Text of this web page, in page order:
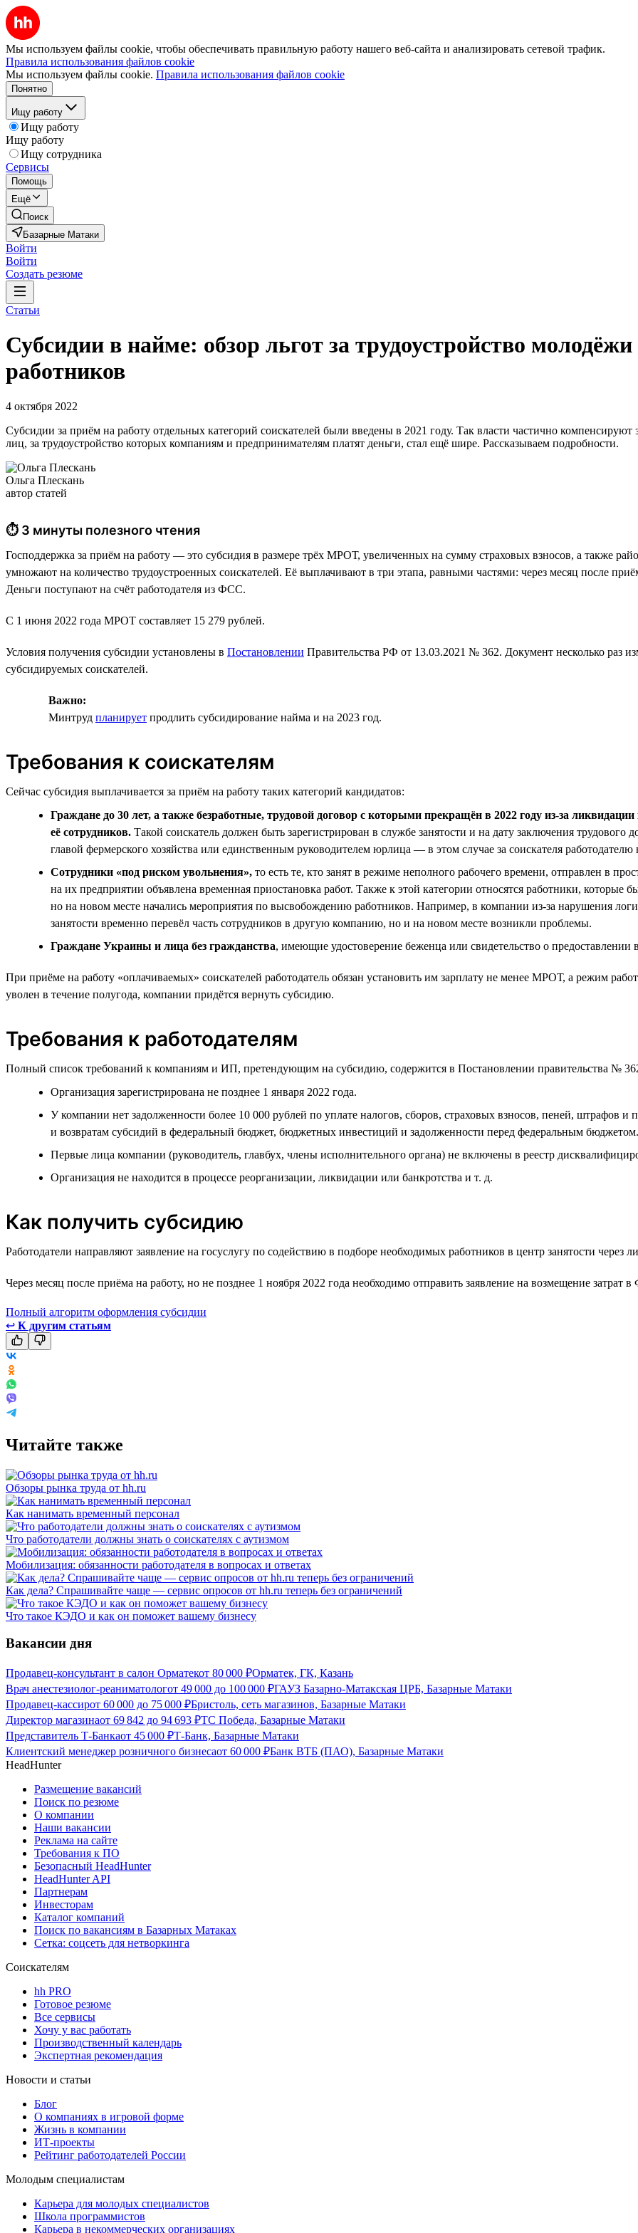
Мы используем файлы cookie, чтобы обеспечивать правильную работу нашего веб-сайта и анализировать сетевой трафик.
Правила использования файлов cookie
Мы используем файлы cookie. Правила использования файлов cookie
Понятно
Ищу работу
Ищу работу
Ищу работу
Ищу сотрудника
Сервисы
Помощь
Ещё
Поиск
Базарные Матаки
Войти
Войти
Создать резюме
Статьи
Субсидии в найме: обзор льгот за трудоустройство
работников
4 октября 2022
Субсидии за приём на работу отдельных категорий соискателей были введены в 2021 году. Так власти частично компенсируют
лиц, за трудоустройство которых компаниям и предпринимателям платят деньги, стал ещё шире. Рассказываем подробности.
Ольга Плескань
автор статей
⏱ 3 минуты полезного чтения
Господдержка за приём на работу — это субсидия в размере трёх МРОТ, увеличенных на сумму страховых взносов, а также
умножают на количество трудоустроенных соискателей. Её выплачивают в три этапа, равными частями: через месяц после
Деньги поступают на счёт работодателя из ФСС.
С 1 июня 2022 года МРОТ составляет 15 279 рублей.
Условия получения субсидии установлены в Постановлении Правительства РФ от 13.03.2021 № 362. Документ несколько раз
субсидируемых соискателей.
Важно:
Минтруд планирует продлить субсидирование найма и на 2023 год.
Требования к соискателям
Сейчас субсидия выплачивается за приём на работу таких категорий кандидатов:
Граждане до 30 лет, а также безработные, трудовой договор с которыми прекращён в 2022 году из-за
её сотрудников. Такой соискатель должен быть зарегистрирован в службе занятости и на дату заключения трудового
главой фермерского хозяйства или единственным руководителем юрлица — в этом случае за соискателя работодателю
Сотрудники «под риском увольнения», то есть те, кто занят в режиме неполного рабочего времени, отправлен в
на их предприятии объявлена временная приостановка работ. Также к этой категории относятся работники, которые
но на новом месте начались мероприятия по высвобождению работников. Например, в компании из-за нарушения
занятости временно перевёл часть сотрудников в другую компанию, но и на новом месте возникли проблемы.
Граждане Украины и лица без гражданства, имеющие удостоверение беженца или свидетельство о
При приёме на работу «оплачиваемых» соискателей работодатель обязан установить им зарплату не менее МРОТ, а режим
уволен в течение полугода, компании придётся вернуть субсидию.
Требования к работодателям
Полный список требований к компаниям и ИП, претендующим на субсидию, содержится в Постановлении правительства №
Организация зарегистрирована не позднее 1 января 2022 года.
У компании нет задолженности более 10 000 рублей по уплате налогов, сборов, страховых взносов, пеней, штрафов и
и возвратам субсидий в федеральный бюджет, бюджетных инвестиций и задолженности перед федеральным бюджетом.
Первые лица компании (руководитель, главбух, члены исполнительного органа) не включены в реестр
Организация не находится в процессе реорганизации, ликвидации или банкротства и т. д.
Как получить субсидию
Работодатели направляют заявление на госуслугу по содействию в подборе необходимых работников в центр занятости через
Через месяц после приёма на работу, но не позднее 1 ноября 2022 года необходимо отправить заявление на возмещение затрат
Полный алгоритм оформления субсидии
↩ К другим статьям
Читайте также
Обзоры рынка труда от hh.ru
Как нанимать временный персонал
Что работодатели должны знать о соискателях с аутизмом
Мобилизация: обязанности работодателя в вопросах и ответах
Как дела? Спрашивайте чаще — сервис опросов от hh.ru теперь без ограничений
Что такое КЭДО и как он поможет вашему бизнесу
Вакансии дня
Продавец-консультант в салон Орматекот 80 000 ₽Орматек, ГК, Казань
Врач анестезиолог-реаниматологот 49 000 до 100 000 ₽ГАУЗ Базарно-Матакская ЦРБ, Базарные Матаки
Продавец-кассирот 60 000 до 75 000 ₽Бристоль, сеть магазинов, Базарные Матаки
Директор магазинаот 69 842 до 94 693 ₽ТС Победа, Базарные Матаки
Представитель Т-Банкаот 45 000 ₽Т-Банк, Базарные Матаки
Клиентский менеджер розничного бизнесаот 60 000 ₽Банк ВТБ (ПАО), Базарные Матаки
HeadHunter
Размещение вакансий
Поиск по резюме
О компании
Наши вакансии
Реклама на сайте
Требования к ПО
Безопасный HeadHunter
HeadHunter API
Партнерам
Инвесторам
Каталог компаний
Поиск по вакансиям в Базарных Матаках
Сетка: соцсеть для нетворкинга
Соискателям
hh PRO
Готовое резюме
Все сервисы
Хочу у вас работать
Производственный календарь
Экспертная рекомендация
Новости и статьи
Блог
О компаниях в игровой форме
Жизнь в компании
ИТ-проекты
Рейтинг работодателей России
Молодым специалистам
Карьера для молодых специалистов
Школа программистов
Карьера в некоммерческих организациях